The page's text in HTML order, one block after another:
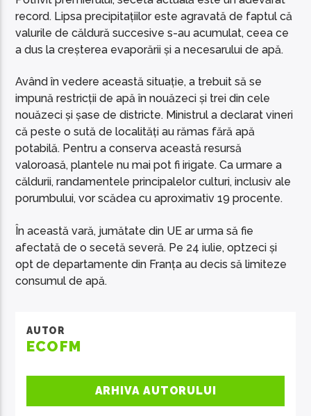
record. Lipsa precipitațiilor este agravată de faptul că
valurile de căldură succesive s-au acumulat, ceea ce
a dus la creșterea evaporării și a necesarului de apă.
Având în vedere această situație, a trebuit să se
impună restricții de apă în nouăzeci și trei din cele
nouăzeci și șase de districte. Ministrul a declarat vineri
că peste o sută de localități au rămas fără apă
potabilă. Pentru a conserva această resursă
valoroasă, plantele nu mai pot fi irigate. Ca urmare a
căldurii, randamentele principalelor culturi, inclusiv ale
porumbului, vor scădea cu aproximativ 19 procente.
În această vară, jumătate din UE ar urma să fie
afectată de o secetă severă. Pe 24 iulie, optzeci și
opt de departamente din Franța au decis să limiteze
consumul de apă.
AUTOR
ECOFM
ARHIVA AUTORULUI